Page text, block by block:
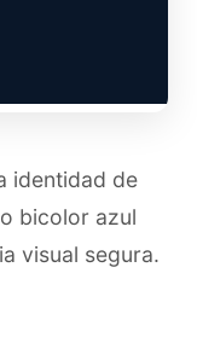
identidad de
bicolor azul
visual segura.